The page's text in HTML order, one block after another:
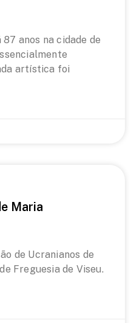
87 anos na cidade de
artística foi
Maria
de Ucranianos de
Freguesia de Viseu.